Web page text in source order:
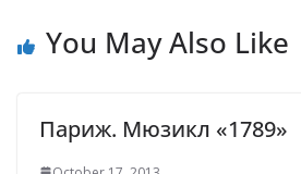
You May Also Like
Париж. Мюзикл «1789»